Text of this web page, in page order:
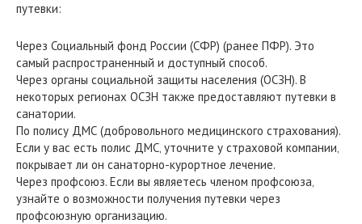
путевки:
Через Социальный фонд России (СФР) (ранее ПФР). Это
самый распространенный и доступный способ.
Через органы социальной защиты населения (ОСЗН). В
некоторых регионах ОСЗН также предоставляют путевки в
санатории.
По полису ДМС (добровольного медицинского страхования).
Если у вас есть полис ДМС‚ уточните у страховой компании‚
покрывает ли он санаторно-курортное лечение.
Через профсоюз. Если вы являетесь членом профсоюза‚
узнайте о возможности получения путевки через
профсоюзную организацию.